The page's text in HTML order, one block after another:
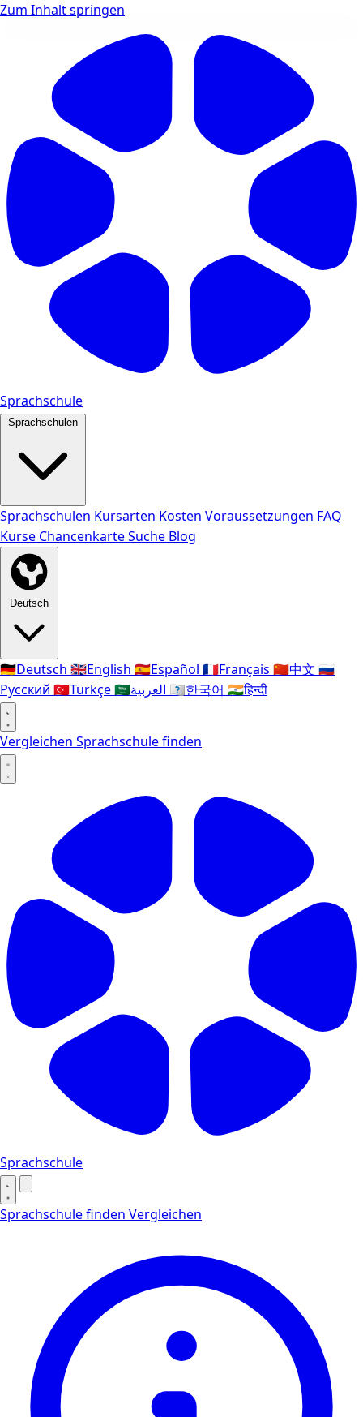
Zum Inhalt springen
Sprachschule
Sprachschulen
Sprachschulen Kursarten Kosten Voraussetzungen FAQ
Kurse ChancenkarteSuche Blog
Deutsch
🇩🇪Deutsch 🇬🇧English 🇪🇸Español 🇫🇷Français 🇨🇳中文 🇷🇺
Русский 🇹🇷Türkçe🇸🇦 🇰🇷한국어 🇮🇳हिन्दी
Vergleichen Sprachschule finden
Sprachschule
Sprachschule finden Vergleichen